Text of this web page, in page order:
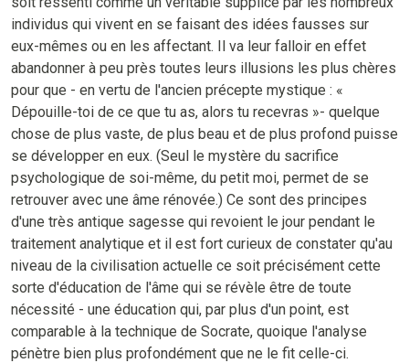
individus qui vivent en se faisant des idées fausses sur
eux-mêmes ou en les affectant. Il va leur falloir en effet
abandonner à peu près toutes leurs illusions les plus chères
pour que - en vertu de l'ancien précepte mystique : «
Dépouille-toi de ce que tu as, alors tu recevras »- quelque
chose de plus vaste, de plus beau et de plus profond puisse
se développer en eux. (Seul le mystère du sacrifice
psychologique de soi-même, du petit moi, permet de se
retrouver avec une âme rénovée.) Ce sont des principes
d'une très antique sagesse qui revoient le jour pendant le
traitement analytique et il est fort curieux de constater qu'au
niveau de la civilisation actuelle ce soit précisément cette
sorte d'éducation de l'âme qui se révèle être de toute
nécessité - une éducation qui, par plus d'un point, est
comparable à la technique de Socrate, quoique l'analyse
pénètre bien plus profondément que ne le fit celle-ci.